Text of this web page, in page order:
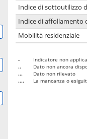
Indice di sottoutilizzo
Indice di affollamento
Mobilità residenziale
-
Indicatore non
..
Dato non ancora
...
Dato non rilevato
....
La mancanza o